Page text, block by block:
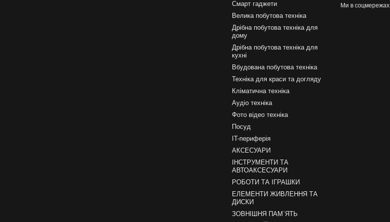
Смарт гаджети
Велика побутова техніка
Дрібна побутова техніка для
дому
Дрібна побутова техніка для
кухні
Вбудована побутова техніка
Техніка для краси та догляду
Кліматична техніка
Аудіо техніка
Фото відео техніка
Посуд
IT-периферія
АКСЕСУАРИ
ІНСТРУМЕНТИ ТА
АВТОАКСЕСУАРИ
РОБОТИ ТА ІГРАШКИ
ЕЛЕМЕНТИ ЖИВЛЕННЯ ТА
ДИСКИ
ЗОВНІШНЯ ПАМ`ЯТЬ
Ми в соцмережах